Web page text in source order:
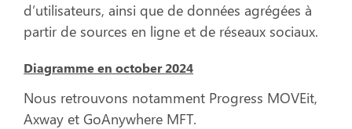
d’utilisateurs, ainsi que de données agrégées à
partir de sources en ligne et de réseaux sociaux.
Diagramme en october 2024
Nous retrouvons notamment Progress MOVEit,
Axway et GoAnywhere MFT.